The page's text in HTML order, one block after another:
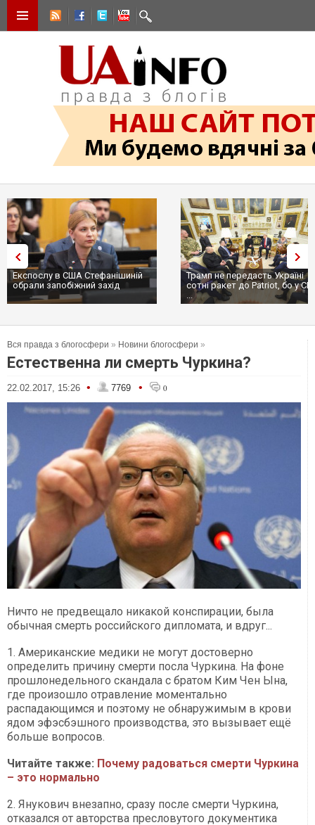
Експослу в США Стефанішиній
обрали запобіжний захід
Трамп не передасть Україні
сотні ракет до Patriot, бо у
...
Вся правда з блогосфери » Новини блогосфери »
Естественна ли смерть Чуркина?
22.02.2017, 15:26 • 7769 • 0
Ничто не предвещало никакой конспирации, была
обычная смерть российского дипломата, и вдруг...
1. Американские медики не могут достоверно
определить причину смерти посла Чуркина. На фоне
прошлонедельного скандала с братом Ким Чен Ына,
где произошло отравление моментально
распадающимся и поэтому не обнаружимым в крови
ядом эфэсбэшного производства, это вызывает ещё
больше вопросов.
Читайте также: Почему радоваться смерти Чуркина
– это нормально
2. Янукович внезапно, сразу после смерти Чуркина,
отказался от авторства пресловутого документика